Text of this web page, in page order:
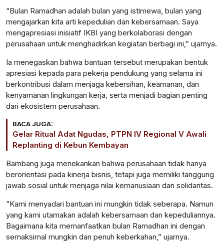
“Bulan Ramadhan adalah bulan yang istimewa, bulan yang
mengajarkan kita arti kepedulian dan kebersamaan. Saya
mengapresiasi inisiatif IKBI yang berkolaborasi dengan
perusahaan untuk menghadirkan kegiatan berbagi ini,” ujarnya.
Ia menegaskan bahwa bantuan tersebut merupakan bentuk
apresiasi kepada para pekerja pendukung yang selama ini
berkontribusi dalam menjaga kebersihan, keamanan, dan
kenyamanan lingkungan kerja, serta menjadi bagian penting
dari ekosistem perusahaan.
BACA JUGA:
Gelar Ritual Adat Ngudas, PTPN IV Regional V Awali
Replanting di Kebun Kembayan
Bambang juga menekankan bahwa perusahaan tidak hanya
berorientasi pada kinerja bisnis, tetapi juga memiliki tanggung
jawab sosial untuk menjaga nilai kemanusiaan dan solidaritas.
“Kami menyadari bantuan ini mungkin tidak seberapa. Namun
yang kami utamakan adalah kebersamaan dan kepeduliannya.
Bagaimana kita memanfaatkan bulan Ramadhan ini dengan
semaksimal mungkin dan penuh keberkahan,” ujarnya.